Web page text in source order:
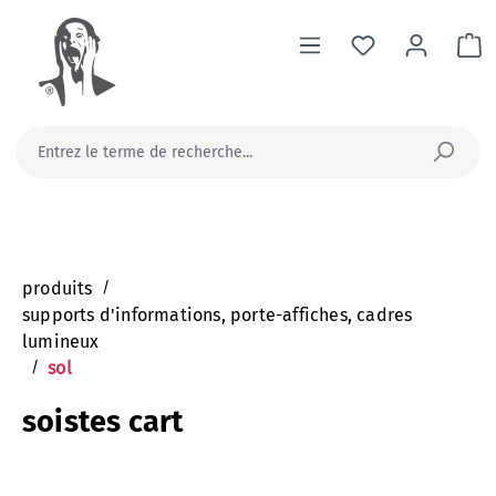
principal
produits /
supports d'informations, porte-affiches, cadres
lumineux
/ sol
soistes cart